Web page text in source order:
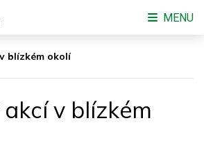
blízkém okolí
v blízkém
MENU